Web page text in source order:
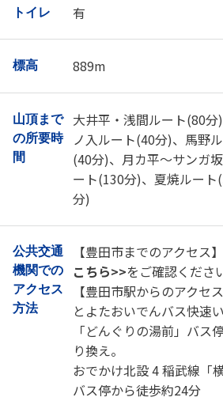
トイレ 有
標高 889m
山頂まで
の所要時
間
大井平・浅間ルート(80分
ノ入ルート(40分)、馬野
(40分)、月カ平～サンガ
ート(130分)、夏焼ルート
分)
公共交通
機関での
アクセス
方法
【豊田市までのアクセス】
こちら>>をご確認くださ
【豊田市駅からのアクセス
とよたおいでんバス快速
「どんぐりの湯前」バス
り換え。
おでかけ北設 4 稲武線「横
バス停から徒歩約24分